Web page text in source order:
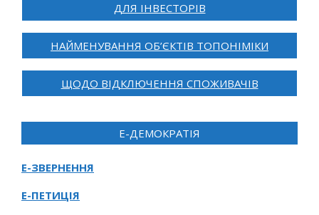
ДЛЯ ІНВЕСТОРІВ
НАЙМЕНУВАННЯ ОБ’ЄКТІВ ТОПОНІМІКИ
ЩОДО ВІДКЛЮЧЕННЯ СПОЖИВАЧІВ
Е-ДЕМОКРАТІЯ
Е-ЗВЕРНЕННЯ
Е-ПЕТИЦІЯ